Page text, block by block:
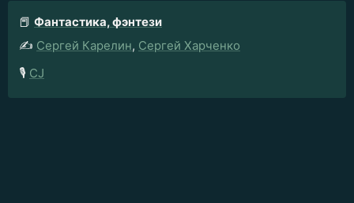
📕 Фантастика, фэнтези
✍️ Сергей Карелин, Сергей Харченко
🎙️ CJ